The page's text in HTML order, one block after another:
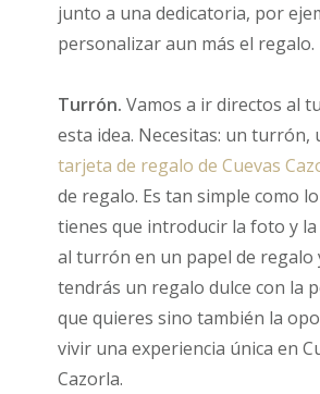
junto a una dedicatoria, por
personalizar aun más el regalo.
Turrón. Vamos a ir directos al
esta idea. Necesitas: un turrón,
tarjeta de regalo de Cuevas
de regalo. Es tan simple como
tienes que introducir la foto y
al turrón en un papel de regalo
tendrás un regalo dulce con la
que quieres sino también la
vivir una experiencia única en
Cazorla.